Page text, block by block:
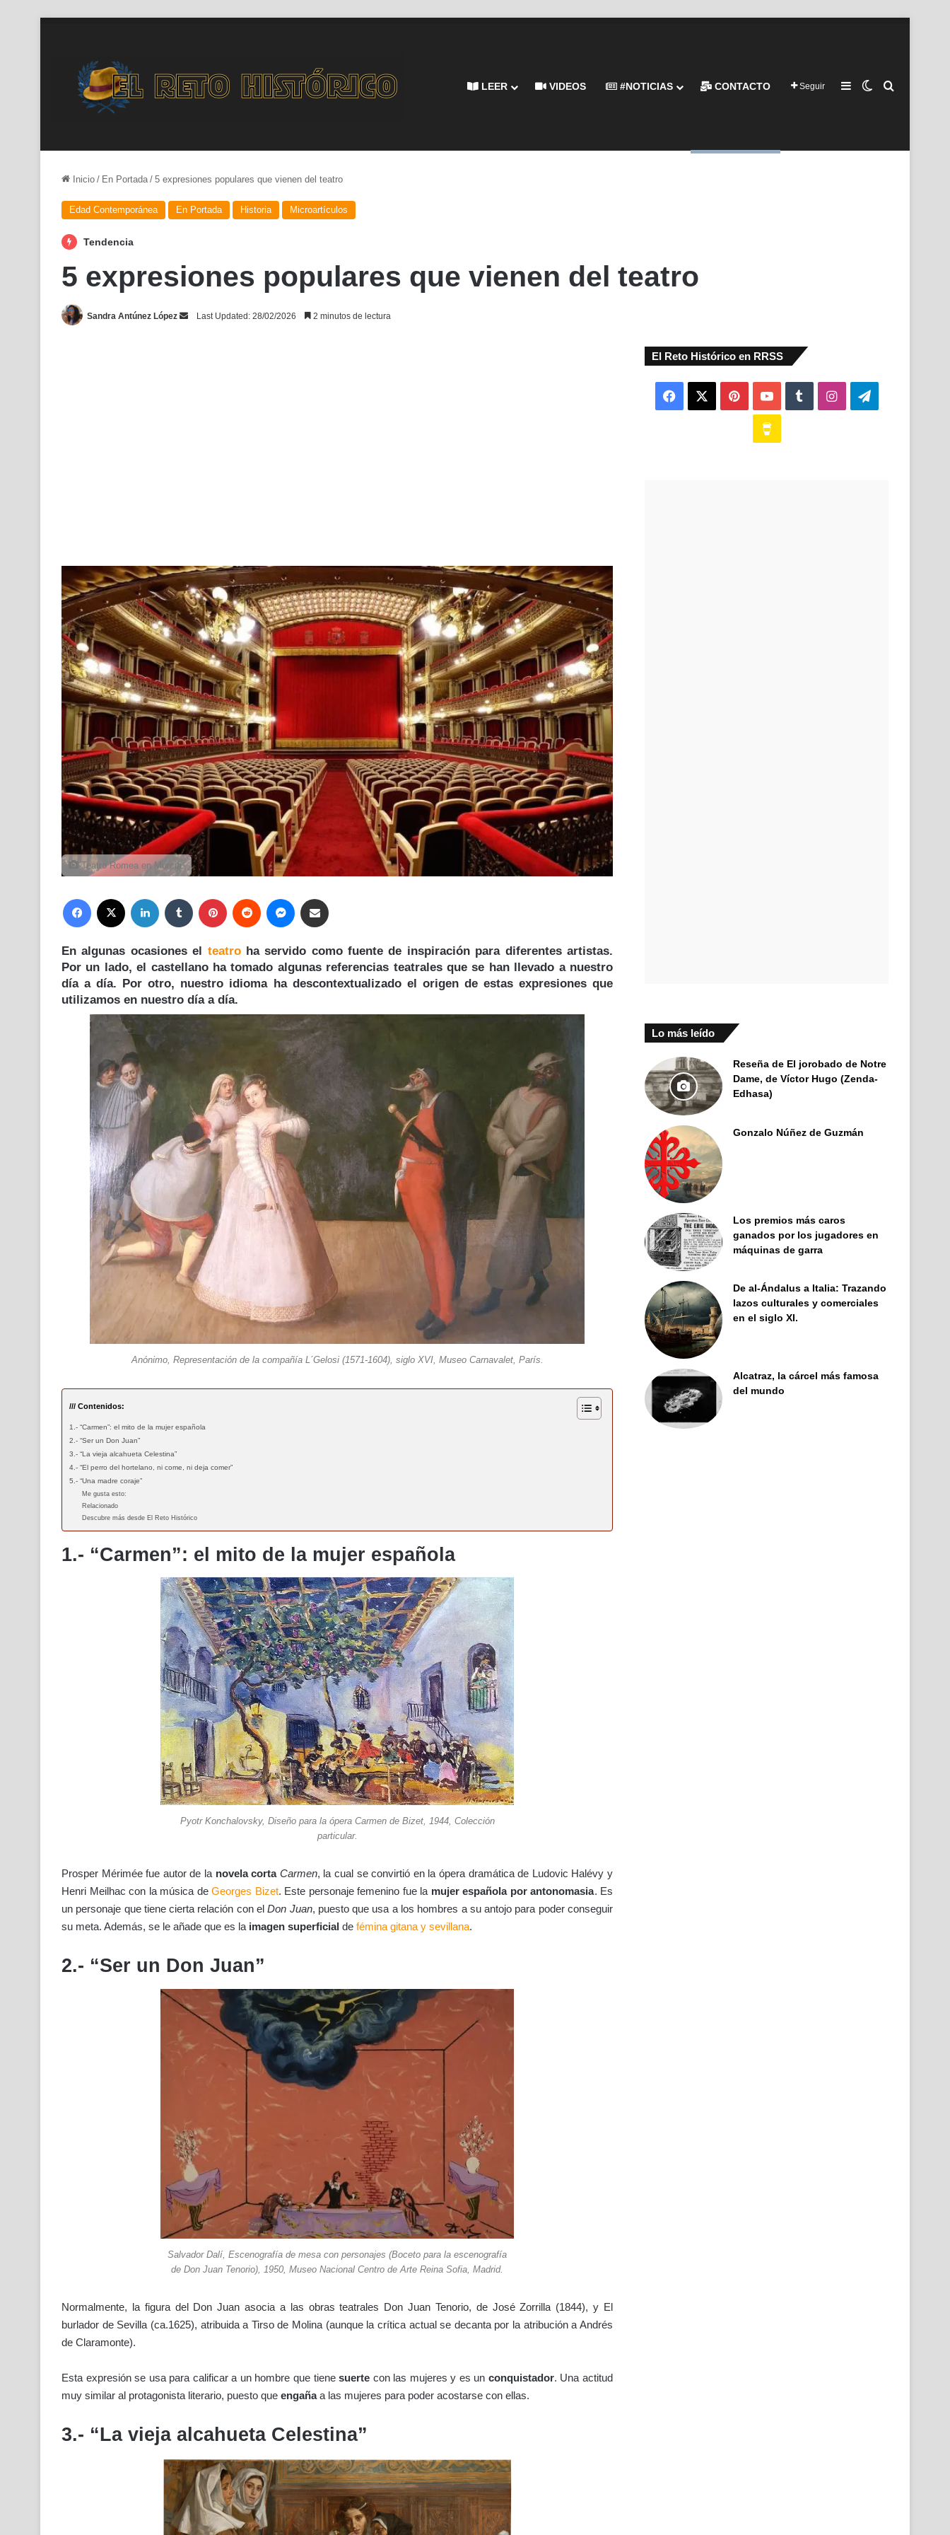
LEER VIDEOS #NOTICIAS CONTACTO Seguir Barra lateral
Switch skin
Inicio / En Portada / 5 expresiones populares que vienen del teatro
Edad Contemporánea En Portada Historia Microartículos
Tendencia
5 expresiones populares que vienen del teatro
Sandra Antúnez López
SendLast Updated: 28/02/2026 2 minutos de lectura
Teatro Romea en Murcia.
Facebook LinkedIn Tumblr Pinterest Reddit Messenger
En algunas ocasiones el teatroha servido como fuente de inspiración para diferentes artistas.
Por un lado, el castellano ha tomado algunas referencias teatrales que se han llevado a nuestro
día a día. Por otro, nuestro idioma ha descontextualizado el origen de estas expresiones que
utilizamos en nuestro día a día.
Anónimo, Representación de la compañía L´Gelosi (1571-1604), siglo XVI, Museo Carnavalet, París.
/// Contenidos:
1.- “Carmen”: el mito de la mujer española
2.- “Ser un Don Juan”
3.- “La vieja alcahueta Celestina”
4.- “El perro del hortelano, ni come, ni deja comer”
5.- “Una madre coraje”
Me gusta esto:
Relacionado
Descubre más desde El Reto Histórico
1.- “Carmen”: el mito de la mujer española
Pyotr Konchalovsky, Diseño para la ópera Carmen de Bizet, 1944, Colección
particular.
Prosper Mérimée fue autor de la novela corta Carmen, la cual se convirtió en la ópera dramática de Ludovic Halévy y
Henri Meilhac con la música deGeorges Bizet. Este personaje femenino fue la mujer española por antonomasia. Es
un personaje que tiene cierta relación con elDon Juan, puesto que usa a los hombres a su antojo para poder conseguir
su meta. Además, se le añade que es la imagen superficial de fémina gitana y sevillana.
2.- “Ser un Don Juan”
Salvador Dalí, Escenografía de mesa con personajes (Boceto para la escenografía
de Don Juan Tenorio), 1950, Museo Nacional Centro de Arte Reina Sofia, Madrid.
Normalmente, la figura del Don Juan asocia a las obras teatrales Don Juan Tenorio, de José Zorrilla (1844), y El
burlador de Sevilla (ca.1625), atribuida a Tirso de Molina (aunque la crítica actual se decanta por la atribución a Andrés
de Claramonte).
Esta expresión se usa para calificar a un hombre que tienesuerte con las mujeres y es un conquistador. Una actitud
muy similar al protagonista literario, puesto que engañaa las mujeres para poder acostarse con ellas.
3.- “La vieja alcahueta Celestina”
El Reto Histórico en RRSS
Facebook PinterestYouTubeTumblrInstagramTelegram
Lo más leído
Reseña de El jorobado de Notre
Dame, de Víctor Hugo (Zenda-
Edhasa)
Gonzalo Núñez de Guzmán
Los premios más caros
ganados por los jugadores en
máquinas de garra
De al-Ándalus a Italia: Trazando
lazos culturales y comerciales
en el siglo XI.
Alcatraz, la cárcel más famosa
del mundo